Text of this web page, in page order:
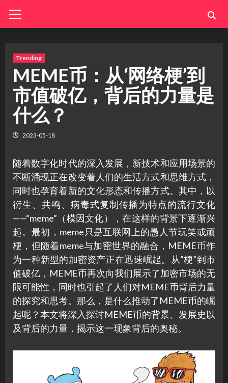
Menu
Trending
MEME币：从‘网络梗’到
市值破亿，背后的力量是
什么？
2023-05-18
随着数字化时代的深入发展，新技术和应用场景的
不断涌现正在改变着人们的生活方式和思维方式，
同时也孕育着新的文化形态和传播方式。其中，以
衍生、共鸣、病毒式复制传播为特点的流行文化
——“meme”（模因文化），在这样的背景下逐渐兴
起。最初，meme只是互联网上的愚人节玩笑或顽
梗，但随着meme与加密世界的融合，MEME币作
为一种新型的加密资产正在迅速崛起。从“梗”到市
值破亿，MEME币再次向我们展示了加密市场的无
限可能性，同时也引起了人们对MEME币背后力量
的探究和思考。那么，是什么推动了MEME币的崛
起呢？本文将深入探讨MEME币的背景、发展史以
及背后的力量，揭示这一现象背后的奥秘。